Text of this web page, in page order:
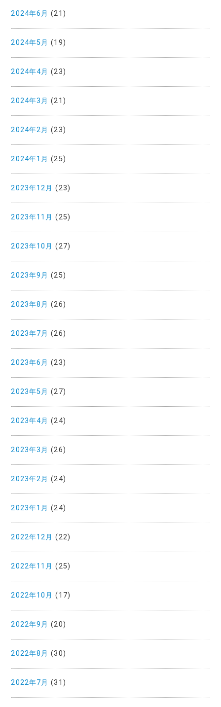
2024年6月 (21)
2024年5月 (19)
2024年4月 (23)
2024年3月 (21)
2024年2月 (23)
2024年1月 (25)
2023年12月 (23)
2023年11月 (25)
2023年10月 (27)
2023年9月 (25)
2023年8月 (26)
2023年7月 (26)
2023年6月 (23)
2023年5月 (27)
2023年4月 (24)
2023年3月 (26)
2023年2月 (24)
2023年1月 (24)
2022年12月 (22)
2022年11月 (25)
2022年10月 (17)
2022年9月 (20)
2022年8月 (30)
2022年7月 (31)